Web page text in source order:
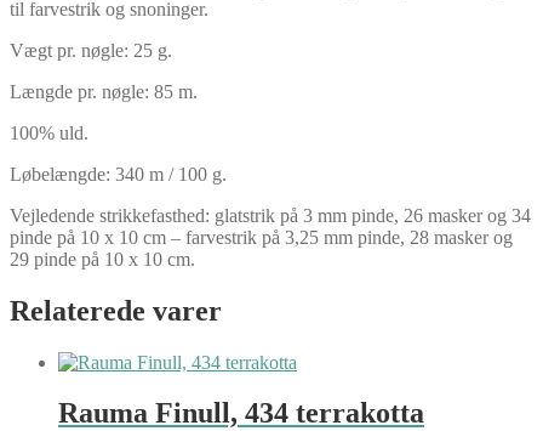
til farvestrik og snoninger.
Vægt pr. nøgle: 25 g.
Længde pr. nøgle: 85 m.
100% uld.
Løbelængde: 340 m / 100 g.
Vejledende strikkefasthed: glatstrik på 3 mm pinde, 26 masker og 34
pinde på 10 x 10 cm – farvestrik på 3,25 mm pinde, 28 masker og
29 pinde på 10 x 10 cm.
Relaterede varer
Rauma Finull, 434 terrakotta